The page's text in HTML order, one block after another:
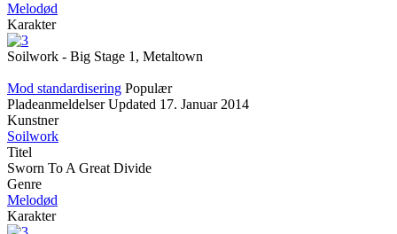
Melodød
Karakter
Soilwork - Big Stage 1, Metaltown
Mod standardisering Populær
Pladeanmeldelser Updated 17. Januar 2014
Kunstner
Soilwork
Titel
Sworn To A Great Divide
Genre
Melodød
Karakter